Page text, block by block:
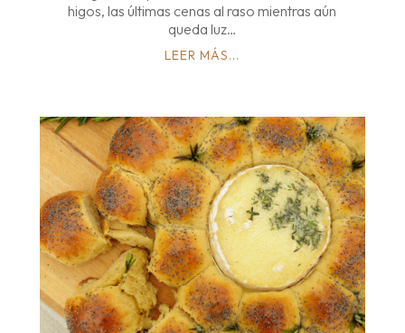
higos, las últimas cenas al raso mientras aún
queda luz…
LEER MÁS...